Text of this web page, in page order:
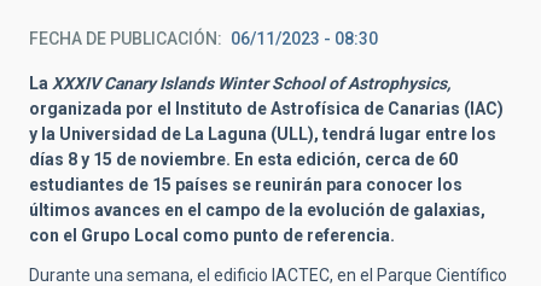
FECHA DE PUBLICACIÓN 06/11/2023 - 08:30
La XXXIV Canary Islands Winter School of Astrophysics,
organizada por el Instituto de Astrofísica de Canarias (IAC)
y la Universidad de La Laguna (ULL), tendrá lugar entre los
días 8 y 15 de noviembre. En esta edición, cerca de 60
estudiantes de 15 países se reunirán para conocer los
últimos avances en el campo de la evolución de galaxias,
con el Grupo Local como punto de referencia.
Durante una semana, el edificio IACTEC, en el Parque Científico